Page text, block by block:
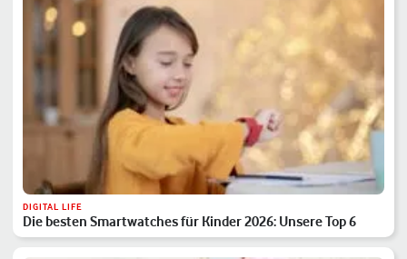
DIGITAL LIFE
Die besten Smartwatches für Kinder 2026: Unsere Top 6